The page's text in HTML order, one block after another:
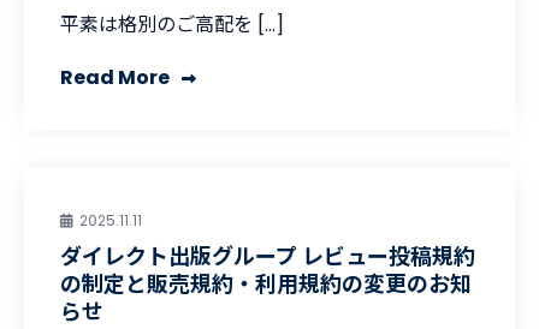
平素は格別のご高配を […]
Read More
2025.11.11
ダイレクト出版グループ レビュー投稿規約
の制定と販売規約・利用規約の変更のお知
らせ